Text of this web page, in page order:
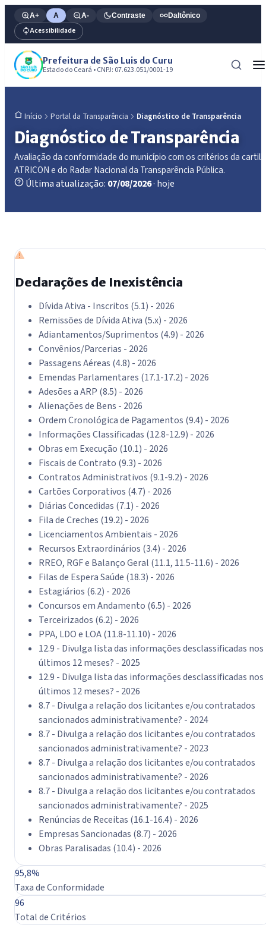
A+ A A- Contraste Daltônico
Acessibilidade
Prefeitura de São Luis do Curu
Estado do Ceará • CNPJ: 07.623.051/0001-19
Início Portal da Transparência Diagnóstico de Transparência
Diagnóstico de Transparência
Avaliação da conformidade do município com os critérios da
ATRICON e do Radar Nacional da Transparência Pública.
Última atualização: 07/08/2026· hoje
Declarações de Inexistência
Dívida Ativa - Inscritos (5.1) - 2026
Remissões de Dívida Ativa (5.x) - 2026
Adiantamentos/Suprimentos (4.9) - 2026
Convênios/Parcerias - 2026
Passagens Aéreas (4.8) - 2026
Emendas Parlamentares (17.1-17.2) - 2026
Adesões a ARP (8.5) - 2026
Alienações de Bens - 2026
Ordem Cronológica de Pagamentos (9.4) - 2026
Informações Classificadas (12.8-12.9) - 2026
Obras em Execução (10.1) - 2026
Fiscais de Contrato (9.3) - 2026
Contratos Administrativos (9.1-9.2) - 2026
Cartões Corporativos (4.7) - 2026
Diárias Concedidas (7.1) - 2026
Fila de Creches (19.2) - 2026
Licenciamentos Ambientais - 2026
Recursos Extraordinários (3.4) - 2026
RREO, RGF e Balanço Geral (11.1, 11.5-11.6) - 2026
Filas de Espera Saúde (18.3) - 2026
Estagiários (6.2) - 2026
Concursos em Andamento (6.5) - 2026
Terceirizados (6.2) - 2026
PPA, LDO e LOA (11.8-11.10) - 2026
12.9 - Divulga lista das informações desclassificadas nos
últimos 12 meses? - 2025
12.9 - Divulga lista das informações desclassificadas nos
últimos 12 meses? - 2026
8.7 - Divulga a relação dos licitantes e/ou contratados
sancionados administrativamente? - 2024
8.7 - Divulga a relação dos licitantes e/ou contratados
sancionados administrativamente? - 2023
8.7 - Divulga a relação dos licitantes e/ou contratados
sancionados administrativamente? - 2026
8.7 - Divulga a relação dos licitantes e/ou contratados
sancionados administrativamente? - 2025
Renúncias de Receitas (16.1-16.4) - 2026
Empresas Sancionadas (8.7) - 2026
Obras Paralisadas (10.4) - 2026
Resumo do Diagnóstico
95,8%
Taxa de Conformidade
96
Total de Critérios